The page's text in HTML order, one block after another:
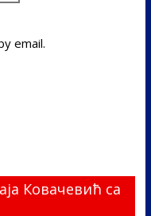
email.
Ковачевић са